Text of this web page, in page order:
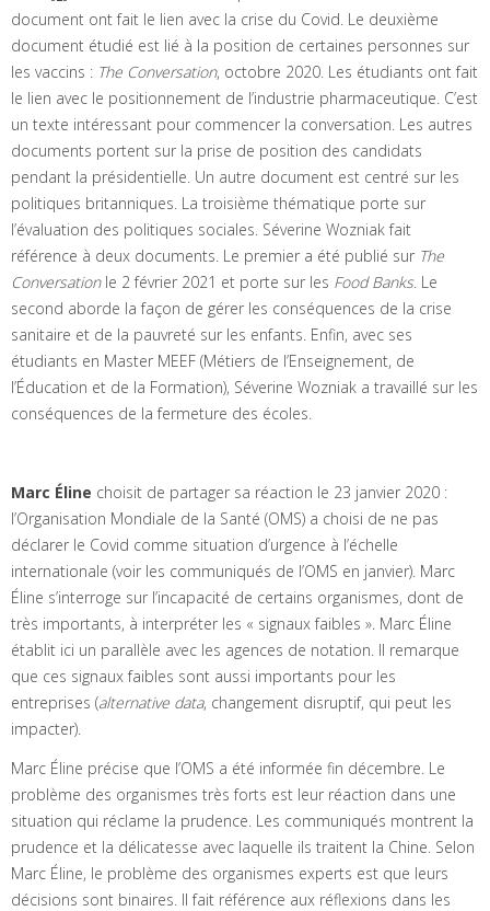
document ont fait le lien avec la crise du Covid. Le deuxième
document étudié est lié à la position de certaines personnes sur
les vaccins : The Conversation, octobre 2020. Les étudiants ont fait
le lien avec le positionnement de l’industrie pharmaceutique. C’est
un texte intéressant pour commencer la conversation. Les autres
documents portent sur la prise de position des candidats
pendant la présidentielle. Un autre document est centré sur les
politiques britanniques. La troisième thématique porte sur
l’évaluation des politiques sociales. Séverine Wozniak fait
référence à deux documents. Le premier a été publié sur The
Conversationle 2 février 2021 et porte sur les Food Banks. Le
second aborde la façon de gérer les conséquences de la crise
sanitaire et de la pauvreté sur les enfants. Enfin, avec ses
étudiants en Master MEEF (Métiers de l’Enseignement, de
l’Éducation et de la Formation), Séverine Wozniak a travaillé sur les
conséquences de la fermeture des écoles.
Marc Éline choisit de partager sa réaction le 23 janvier 2020 :
l’Organisation Mondiale de la Santé (OMS) a choisi de ne pas
déclarer le Covid comme situation d’urgence à l’échelle
internationale (voir les communiqués de l’OMS en janvier). Marc
Éline s’interroge sur l’incapacité de certains organismes, dont de
très importants, à interpréter les « signaux faibles ». Marc Éline
établit ici un parallèle avec les agences de notation. Il remarque
que ces signaux faibles sont aussi importants pour les
entreprises (alternative data, changement disruptif, qui peut les
impacter).
Marc Éline précise que l’OMS a été informée fin décembre. Le
problème des organismes très forts est leur réaction dans une
situation qui réclame la prudence. Les communiqués montrent la
prudence et la délicatesse avec laquelle ils traitent la Chine. Selon
Marc Éline, le problème des organismes experts est que leurs
décisions sont binaires. Il fait référence aux réflexions dans les